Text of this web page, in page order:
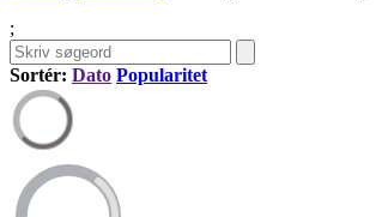
;
Sortér: Dato Popularitet